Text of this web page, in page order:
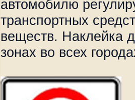
автомобилю
транспортных
веществ. Наклейка
зонах во всех